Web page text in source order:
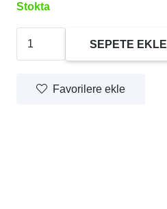
Stokta
Parça
SEPETE EKLE
Favorilere ekle